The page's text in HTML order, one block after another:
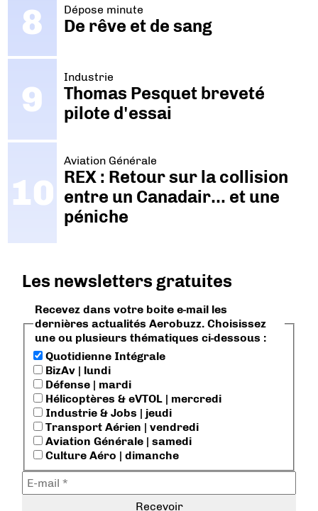
Dépose minute
De rêve et de sang
Industrie
Thomas Pesquet breveté
pilote d'essai
Aviation Générale
REX : Retour sur la collision
entre un Canadair… et une
péniche
Les newsletters gratuites
Recevez dans votre boite e-mail les
dernières actualités Aerobuzz. Choisissez
une ou plusieurs thématiques ci-dessous :
Quotidienne Intégrale
BizAv | lundi
Défense | mardi
Hélicoptères & eVTOL | mercredi
Industrie & Jobs | jeudi
Transport Aérien | vendredi
Aviation Générale | samedi
Culture Aéro | dimanche